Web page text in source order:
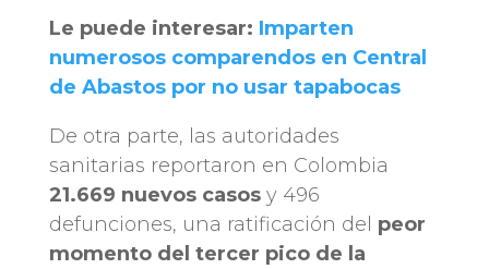
Le puede interesar: Imparten
numerosos comparendos en Central
de Abastos por no usar tapabocas
De otra parte, las autoridades
sanitarias reportaron en Colombia
21.669 nuevos casosy 496
defunciones, una ratificación del peor
momento del tercer pico de la